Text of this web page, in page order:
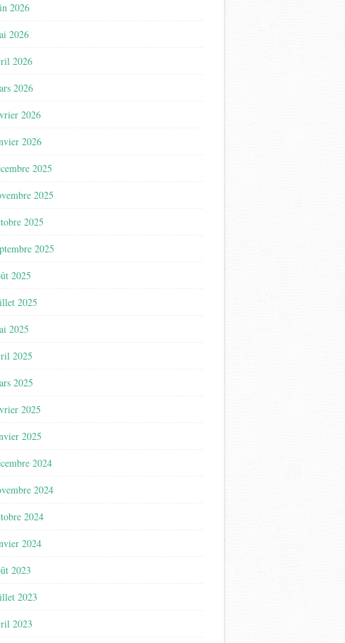
2026
2026
2026
2026
2026
2026
2025
2025
2025
2025
2025
2025
2025
2025
2025
2025
2025
2024
2024
2024
2024
2023
2023
2023